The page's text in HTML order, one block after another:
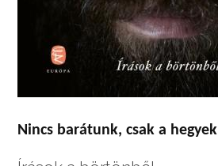
Nincs barátunk, csak a hegyek